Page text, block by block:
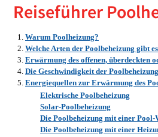
Reiseführer
Warum Poolheizung?
Welche Arten der Poolbeheizung gibt
Erwärmung des offenen, überdeckten
Die Geschwindigkeit der
Energiequellen zur Erwärmung des
Elektrische Poolbeheizung
Solar-Poolbeheizung
Die Poolbeheizung mit einer Pool-
Die Poolbeheizung mit einer